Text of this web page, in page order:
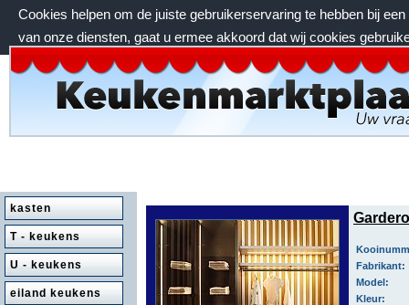
Cookies helpen om de juiste gebruikerservaring te hebben bij
van onze diensten, gaat u ermee akkoord dat wij cookies
vrijdag 7 augustus 2026, 05:03 uur
kasten
T - keukens
U - keukens
eiland keukens
Fabrikant:
Model:
Kleur: